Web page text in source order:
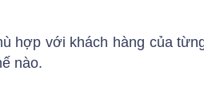
hợp với khách hàng của
nào.